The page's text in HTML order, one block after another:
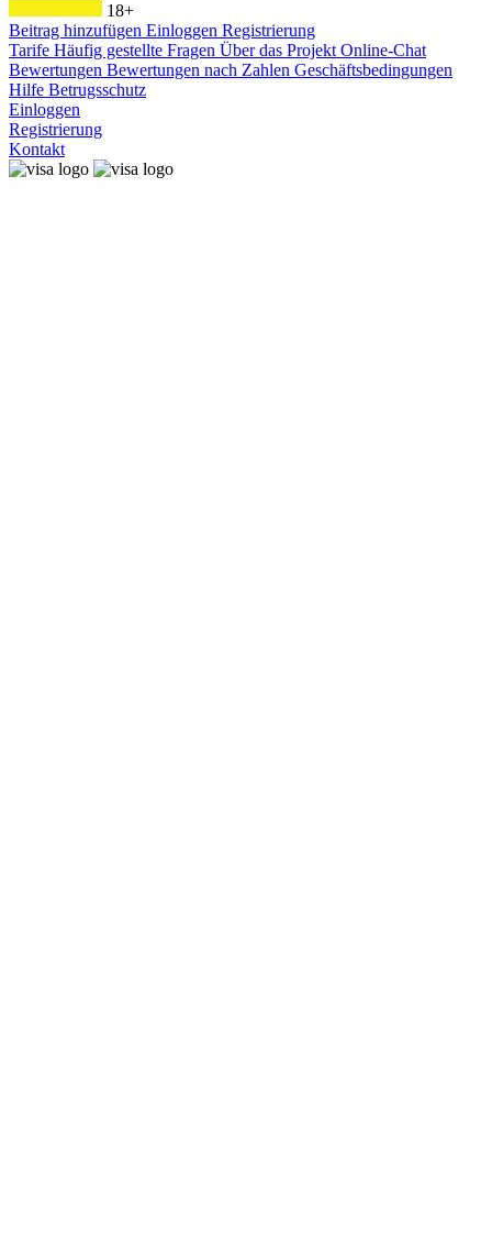
18+
Beitrag hinzufügen Einloggen Registrierung
Tarife Häufig gestellte Fragen Über das Projekt Online-Chat
Bewertungen Bewertungen nach Zahlen Geschäftsbedingungen
Hilfe Betrugsschutz
Einloggen
Registrierung
Kontakt